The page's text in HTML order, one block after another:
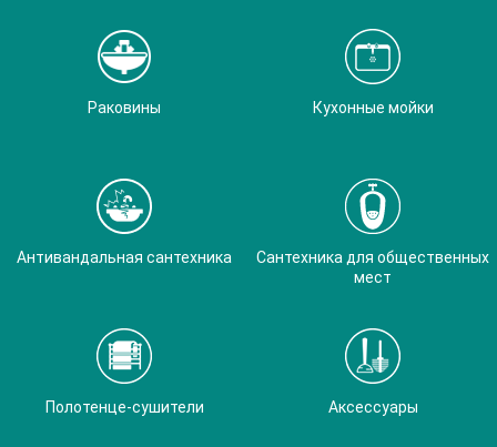
Раковины Кухонные мойки
Антивандальная сантехника
Сантехника для общественных
мест
Полотенце-сушители Аксессуары